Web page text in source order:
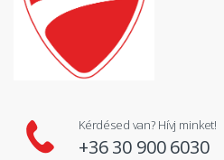
Kérdésed van? Hívj minket!
+36 30 900 6030